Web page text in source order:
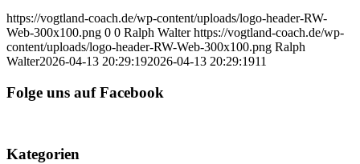
https://vogtland-coach.de/wp-content/uploads/logo-header-RW-
Web-300x100.png 0 0 Ralph Walter https://vogtland-coach.de/wp-
content/uploads/logo-header-RW-Web-300x100.png Ralph
Walter2026-04-13 20:29:192026-04-13 20:29:1911
Folge uns auf Facebook
Kategorien